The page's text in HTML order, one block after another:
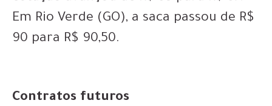
Em Rio Verde (GO), a saca passou de R$
90 para R$ 90,50.
Contratos futuros